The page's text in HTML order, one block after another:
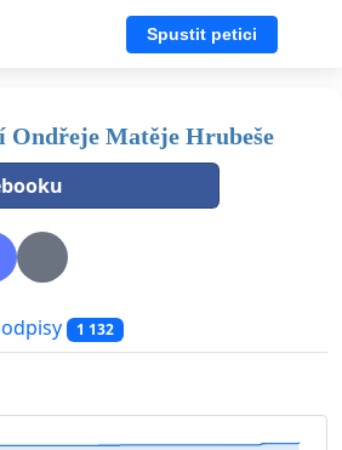
Spustit petici
Ondřeje Matěje Hrubeše
1 132